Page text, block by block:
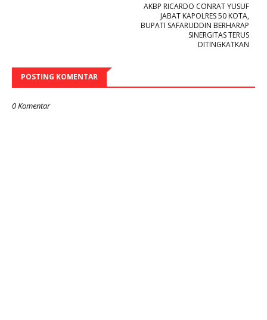
AKBP RICARDO CONRAT YUSUF
JABAT KAPOLRES 50 KOTA,
BUPATI SAFARUDDIN BERHARAP
SINERGITAS TERUS
DITINGKATKAN
POSTING KOMENTAR
0 Komentar